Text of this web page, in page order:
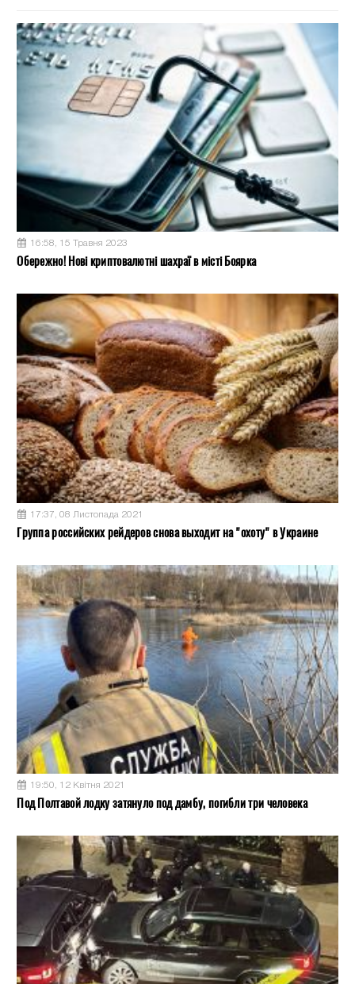
16:58, 15 Травня 2023
Обережно! Нові криптовалютні шахраї в місті Боярка
17:37, 08 Листопада 2021
Группа российских рейдеров снова выходит на "охоту" в Украине
19:50, 12 Квітня 2021
Под Полтавой лодку затянуло под дамбу, погибли три человека